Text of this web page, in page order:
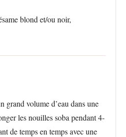
blond et/ou noir,
grand volume d’eau dans une
les nouilles soba pendant 4-
de temps en temps avec une